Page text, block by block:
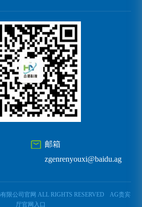
邮箱
zgenrenyouxi@baidu.ag
限公司官网 ALL RIGHTS RESERVED AG贵宾
厅官网入口